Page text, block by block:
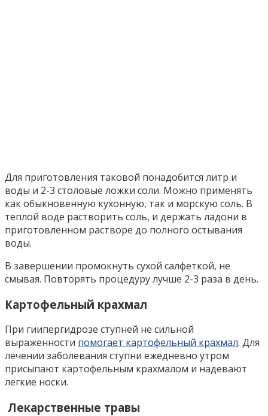
Для приготовления таковой понадобится литр и
воды и 2-3 столовые ложки соли. Можно применять
как обыкновенную кухонную, так и морскую соль. В
теплой воде растворить соль, и держать ладони в
приготовленном растворе до полного остывания
воды.
В завершении промокнуть сухой салфеткой, не
смывая. Повторять процедуру лучше 2-3 раза в день.
Картофельный крахмал
При гиипергидрозе ступней не сильной
выраженности помогает картофельный крахмал. Для
лечении заболевания ступни ежедневно утром
присыпают картофельным крахмалом и надевают
легкие носки.
Лекарственные травы